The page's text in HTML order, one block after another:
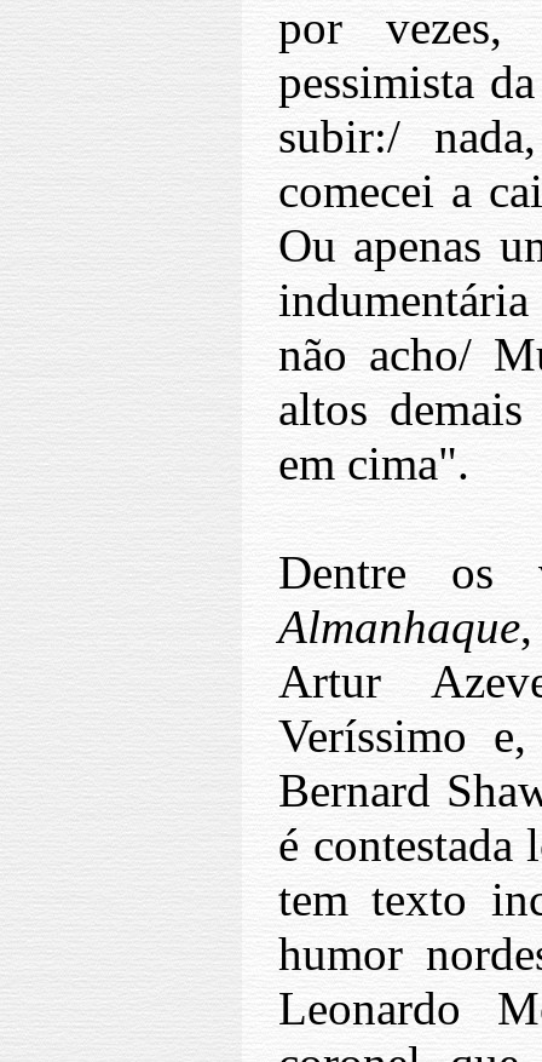
por vezes,
pessimista
subir:/
comecei a
Ou apenas
não acho/
altos
em cima".
Dentre os
Almanhaque
Artur
Veríssimo
Bernard
é contestada
tem texto
humor
Leonardo